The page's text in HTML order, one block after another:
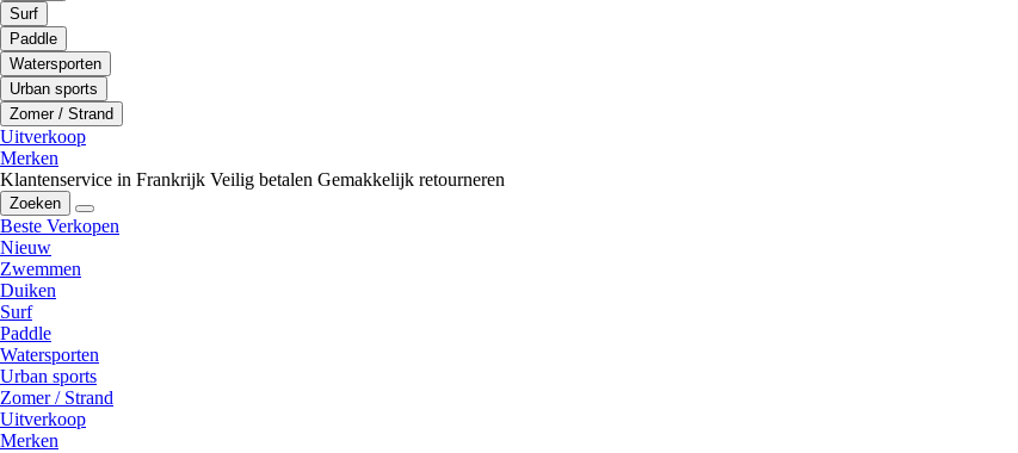
Surf
Paddle
Watersporten
Urban sports
Zomer / Strand
Uitverkoop
Merken
Klantenservice in Frankrijk Veilig betalen Gemakkelijk retourneren
Zoeken
Beste Verkopen
Nieuw
Zwemmen
Duiken
Surf
Paddle
Watersporten
Urban sports
Zomer / Strand
Uitverkoop
Merken